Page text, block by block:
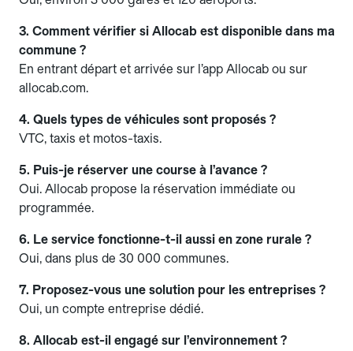
3. Comment vérifier si Allocab est disponible dans ma
commune ?
En entrant départ et arrivée sur l’app Allocab ou sur
allocab.com.
4. Quels types de véhicules sont proposés ?
VTC, taxis et motos-taxis.
5. Puis-je réserver une course à l’avance ?
Oui. Allocab propose la réservation immédiate ou
programmée.
6. Le service fonctionne-t-il aussi en zone rurale ?
Oui, dans plus de 30 000 communes.
7. Proposez-vous une solution pour les entreprises ?
Oui, un compte entreprise dédié.
8. Allocab est-il engagé sur l’environnement ?